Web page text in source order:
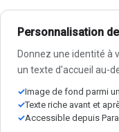
Personnalisation
Donnez une identité à
un texte d'accueil au-
Image de fond parmi
Texte riche avant et
Accessible depuis